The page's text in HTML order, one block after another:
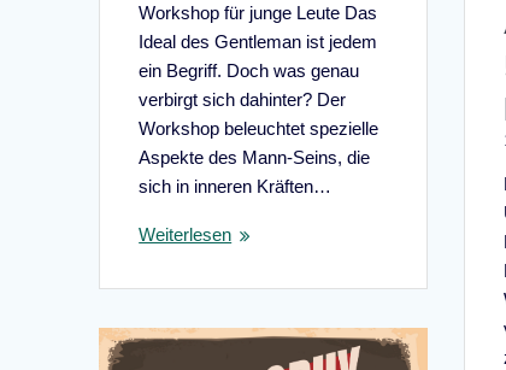
Workshop für junge Leute Das
Ideal des Gentleman ist jedem
ein Begriff. Doch was genau
verbirgt sich dahinter? Der
Workshop beleuchtet spezielle
Aspekte des Mann-Seins, die
sich in inneren Kräften…
Weiterlesen